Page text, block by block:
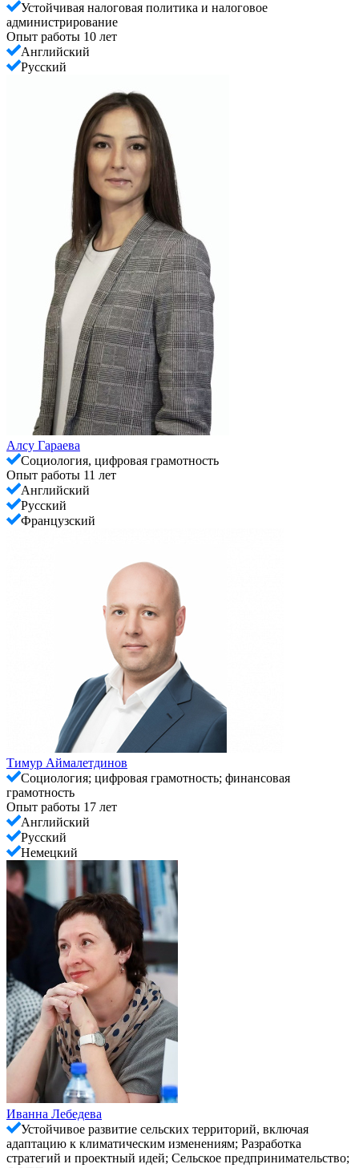
Устойчивая налоговая политика и налоговое
администрирование
Опыт работы 10 лет
Английский
Русский
Алсу Гараева
Социология, цифровая грамотность
Опыт работы 11 лет
Английский
Русский
Французский
Тимур Аймалетдинов
Социология; цифровая грамотность; финансовая
грамотность
Опыт работы 17 лет
Английский
Русский
Немецкий
Иванна Лебедева
Устойчивое развитие сельских территорий, включая
адаптацию к климатическим изменениям; Разработка
стратегий и проектный идей; Сельское предпринимательство;